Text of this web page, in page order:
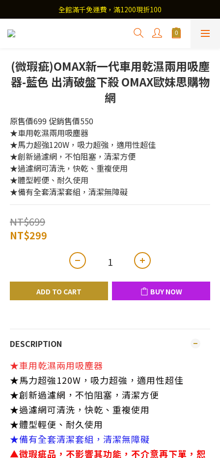
全館滿千免運費，滿1200現折100
(微瑕疵)OMAX新一代車用乾濕兩用吸塵
器-藍色 出清破盤下殺 OMAX歐妹思購物
網
原售價699 促銷售價550
★車用乾濕兩用吸塵器
★馬力超強120W，吸力超強，適用性超佳
★創新過濾網，不怕阻塞，清潔方便
★過濾網可清洗，快乾、重複使用
★體型輕便、耐久使用
★備有全套清潔套組，清潔無障礙
NT$699
NT$299
ADD TO CART BUY NOW
DESCRIPTION
★車用乾濕兩用吸塵器
★馬力超強120W，吸力超強，適用性超佳
★創新過濾網，不怕阻塞，清潔方便
★過濾網可清洗，快乾、重複使用
★體型輕便、耐久使用
★備有全套清潔套組，清潔無障礙
▲微瑕疵品，不影響其功能，不介意再下單，恕